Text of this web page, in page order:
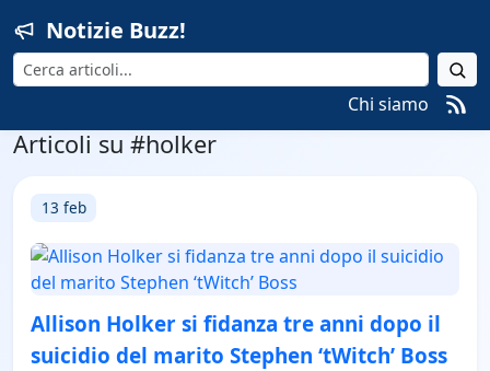
Notizie Buzz!
Cerca
Chi siamo
Articoli su #holker
13 feb
Allison Holker si fidanza tre anni dopo il
suicidio del marito Stephen ‘tWitch’ Boss